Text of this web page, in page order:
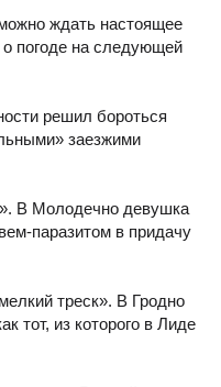
ждать настоящее
погоде на следующей
решил бороться
заезжими
В Молодечно девушка
паразитом в придачу
треск». В Гродно
тот, из которого в Лиде